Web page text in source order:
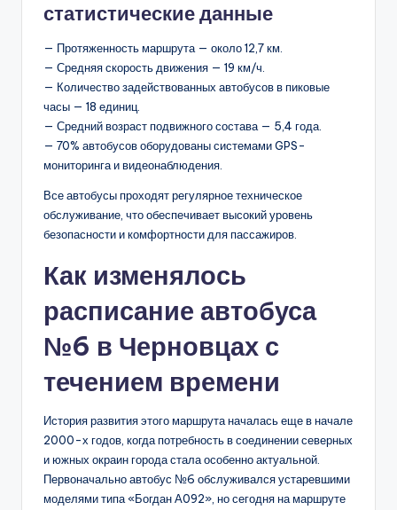
статистические данные
— Протяженность маршрута — около 12,7 км.
— Средняя скорость движения — 19 км/ч.
— Количество задействованных автобусов в пиковые
часы — 18 единиц.
— Средний возраст подвижного состава — 5,4 года.
— 70% автобусов оборудованы системами GPS-
мониторинга и видеонаблюдения.
Все автобусы проходят регулярное техническое
обслуживание, что обеспечивает высокий уровень
безопасности и комфортности для пассажиров.
Как изменялось
расписание автобуса
№6 в Черновцах с
течением времени
История развития этого маршрута началась еще в начале
2000-х годов, когда потребность в соединении северных
и южных окраин города стала особенно актуальной.
Первоначально автобус №6 обслуживался устаревшими
моделями типа «Богдан А092», но сегодня на маршруте